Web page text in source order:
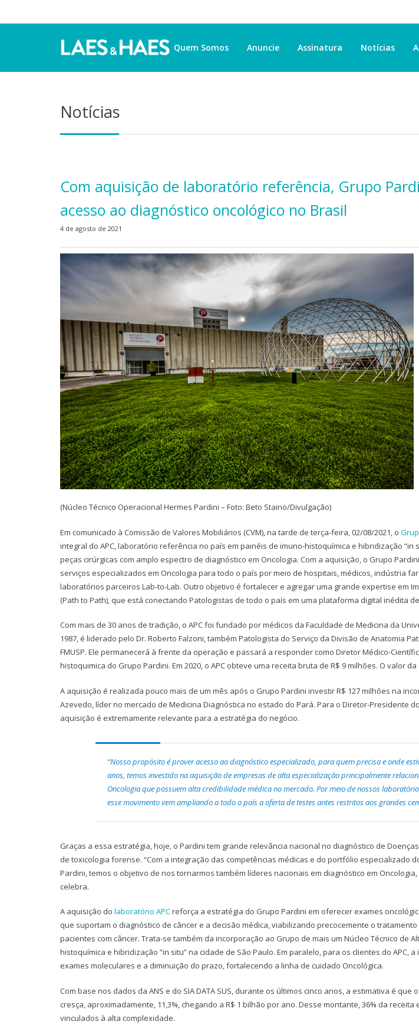
Quem Somos Anuncie Assinatura Notícias
Notícias
Com aquisição de laboratório referência, Grupo
acesso ao diagnóstico oncológico no Brasil
4 de agosto de 2021
(Núcleo Técnico Operacional Hermes Pardini – Foto: Beto Staino/Divulgação)
Em comunicado à Comissão de Valores Mobiliários (CVM), na tarde de terça-feira, 02/08/2021, o
integral do APC, laboratório referência no país em painéis de imuno-histoquímica e hibridização “in
peças cirúrgicas com amplo espectro de diagnóstico em Oncologia. Com a aquisição, o Grupo
serviços especializados em Oncologia para todo o país por meio de hospitais, médicos, indústria
laboratórios parceiros Lab-to-Lab. Outro objetivo é fortalecer e agregar uma grande expertise em
(Path to Path), que está conectando Patologistas de todo o país em uma plataforma digital inédita
Com mais de 30 anos de tradição, o APC foi fundado por médicos da Faculdade de Medicina da
1987, é liderado pelo Dr. Roberto Falzoni, também Patologista do Serviço da Divisão de Anatomia
FMUSP. Ele permanecerá à frente da operação e passará a responder como Diretor Médico-
histoquimica do Grupo Pardini. Em 2020, o APC obteve uma receita bruta de R$ 9 milhões. O valor
A aquisição é realizada pouco mais de um mês após o Grupo Pardini investir R$ 127 milhões na
Azevedo, líder no mercado de Medicina Diagnóstica no estado do Pará. Para o Diretor-Presidente
aquisição é extremamente relevante para a estratégia do negócio.
“Nosso propósito é prover acesso ao diagnóstico especializado, para quem precisa e onde
anos, temos investido na aquisição de empresas de alta especialização principalmente
Oncologia que possuem alta credibilidade médica no mercado. Por meio de nossos
esse movimento vem ampliando a todo o país a oferta de testes antes restritos aos grandes
Graças a essa estratégia, hoje, o Pardini tem grande relevância nacional no diagnóstico de
de toxicologia forense. “Com a integração das competências médicas e do portfólio especializado
Pardini, temos o objetivo de nos tornarmos também líderes nacionais em diagnóstico em
celebra.
A aquisição do laboratório APCreforça a estratégia do Grupo Pardini em oferecer exames
que suportam o diagnóstico de câncer e a decisão médica, viabilizando precocemente o
pacientes com câncer. Trata-se também da incorporação ao Grupo de mais um Núcleo Técnico de
histoquímica e hibridização “in situ” na cidade de São Paulo. Em paralelo, para os clientes do APC,
exames moleculares e a diminuição do prazo, fortalecendo a linha de cuidado Oncológica.
Com base nos dados da ANS e do SIA DATA SUS, durante os últimos cinco anos, a estimativa é que
cresça, aproximadamente, 11,3%, chegando a R$ 1 bilhão por ano. Desse montante, 36% da
vinculados à alta complexidade.